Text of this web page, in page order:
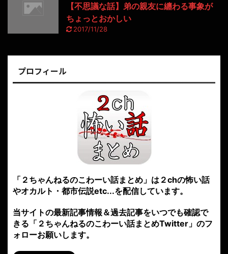
【不思議な話】弟の親友に纏わる事象が
ちょっとおかしい
2017/11/28
プロフィール
「２ちゃんねるのこわーい話まとめ」は２chの怖い話
やオカルト・都市伝説etc...を配信しています。
当サイトの最新記事情報＆過去記事をいつでも確認で
きる「２ちゃんねるのこわーい話まとめTwitter」のフ
ォローお願いします。